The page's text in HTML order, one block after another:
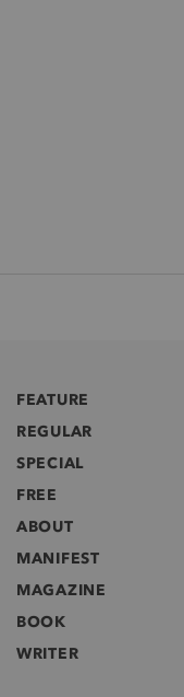
FEATURE
REGULAR
SPECIAL
FREE
ABOUT
MANIFEST
MAGAZINE
BOOK
WRITER